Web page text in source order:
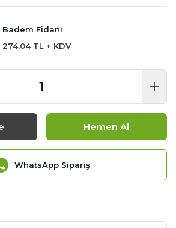
Badem Fidanı
274,04 TL + KDV
Hemen Al
WhatsApp Sipariş